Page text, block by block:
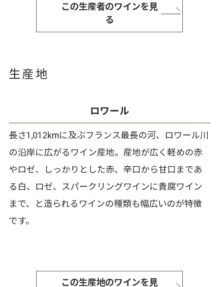
この生産者のワインを見
る
生産地
ロワール
長さ1,012kmに及ぶフランス最長の河、ロワール川
の沿岸に広がるワイン産地。産地が広く軽めの赤
やロゼ、しっかりとした赤、辛口から甘口まであ
る白、ロゼ、スパークリングワインに貴腐ワイン
まで、と造られるワインの種類も幅広いのが特徴
です。
この生産地のワインを見